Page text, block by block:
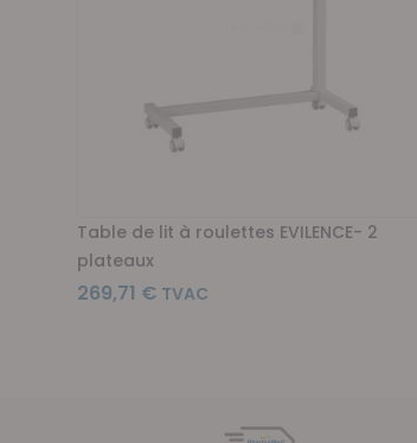
Table de lit à roulettes EVILENCE- 2
plateaux
269,71 €